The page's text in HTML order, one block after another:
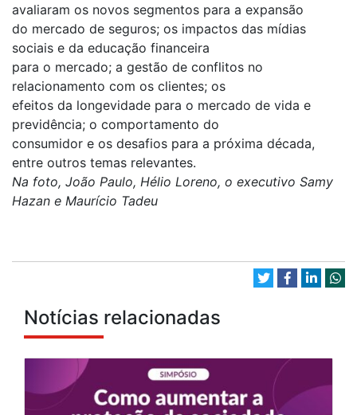
avaliaram os novos segmentos para a expansão
do mercado de seguros; os impactos das mídias
sociais e da educação financeira
para o mercado; a gestão de conflitos no
relacionamento com os clientes; os
efeitos da longevidade para o mercado de vida e
previdência; o comportamento do
consumidor e os desafios para a próxima década,
entre outros temas relevantes.
Na foto, João Paulo, Hélio Loreno, o executivo Samy
Hazan e Maurício Tadeu
Notícias relacionadas